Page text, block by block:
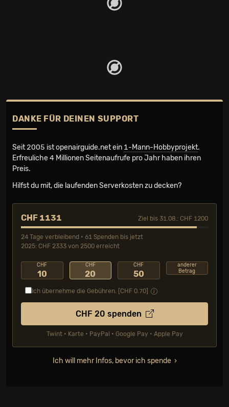
DANKE FÜR DEINEN SUPPORT
Seit 2005 ist openairguide.net ein 1-Mann-Hobbyprojekt.
Erfreuliche 4 Millionen Seiten­aufrufe pro Jahr haben ihren
Preis.
Hilfst du mit, die laufenden Serverkosten zu decken?
CHF 1131 Ziel bis 31.08.: CHF 1200
24 Tage verbleibend • 61 Spenden bis jetzt
2025: CHF 2333 von 2500 erreicht
CHF
10
CHF
20
CHF
50
anderer
Betrag
Ich übernehme die Gebühren. [CHF 0.70
CHF 20 spenden
Twint • Karte • PayPal • Google Pay • Apple Pay
Ich will mehr Infos, bevor ich spende